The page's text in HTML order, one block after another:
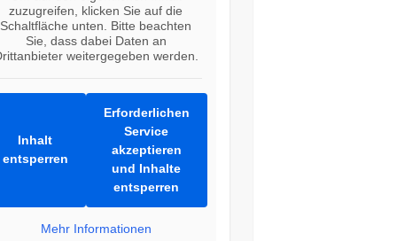
zuzugreifen, klicken Sie auf die
Schaltfläche unten. Bitte beachten
Sie, dass dabei Daten an
weitergegeben werden.
Inhalt
entsperren
Erforderlichen
Service
akzeptieren
und Inhalte
entsperren
Mehr Informationen